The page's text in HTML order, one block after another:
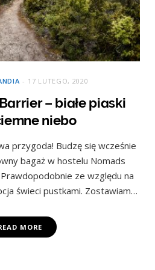
17 LUTEGO, 2020
– białe piaski
niebo
przygoda! Budzę się wcześnie
bagaż w hostelu Nomads
ze względu na
świeci pustkami. Zostawiam…
MORE